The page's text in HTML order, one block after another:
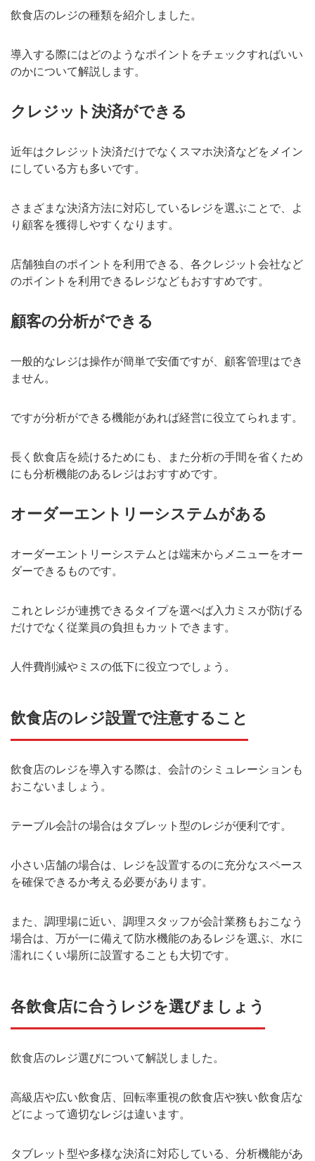
飲食店のレジの種類を紹介しました。
導入する際にはどのようなポイントをチェックすればいい
のかについて解説します。
クレジット決済ができる
近年はクレジット決済だけでなくスマホ決済などをメイン
にしている方も多いです。
さまざまな決済方法に対応しているレジを選ぶことで、よ
り顧客を獲得しやすくなります。
店舗独自のポイントを利用できる、各クレジット会社など
のポイントを利用できるレジなどもおすすめです。
顧客の分析ができる
一般的なレジは操作が簡単で安価ですが、顧客管理はでき
ません。
ですが分析ができる機能があれば経営に役立てられます。
長く飲食店を続けるためにも、また分析の手間を省くため
にも分析機能のあるレジはおすすめです。
オーダーエントリーシステムがある
オーダーエントリーシステムとは端末からメニューをオー
ダーできるものです。
これとレジが連携できるタイプを選べば入力ミスが防げる
だけでなく従業員の負担もカットできます。
人件費削減やミスの低下に役立つでしょう。
飲食店のレジ設置で注意すること
飲食店のレジを導入する際は、会計のシミュレーションも
おこないましょう。
テーブル会計の場合はタブレット型のレジが便利です。
小さい店舗の場合は、レジを設置するのに充分なスペース
を確保できるか考える必要があります。
また、調理場に近い、調理スタッフが会計業務もおこなう
場合は、万が一に備えて防水機能のあるレジを選ぶ、水に
濡れにくい場所に設置することも大切です。
各飲食店に合うレジを選びましょう
飲食店のレジ選びについて解説しました。
高級店や広い飲食店、回転率重視の飲食店や狭い飲食店な
どによって適切なレジは違います。
タブレット型や多様な決済に対応している、分析機能があ